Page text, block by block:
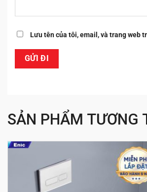
Lưu tên của tôi, email, và trang web
SẢN PHẨM TƯƠNG